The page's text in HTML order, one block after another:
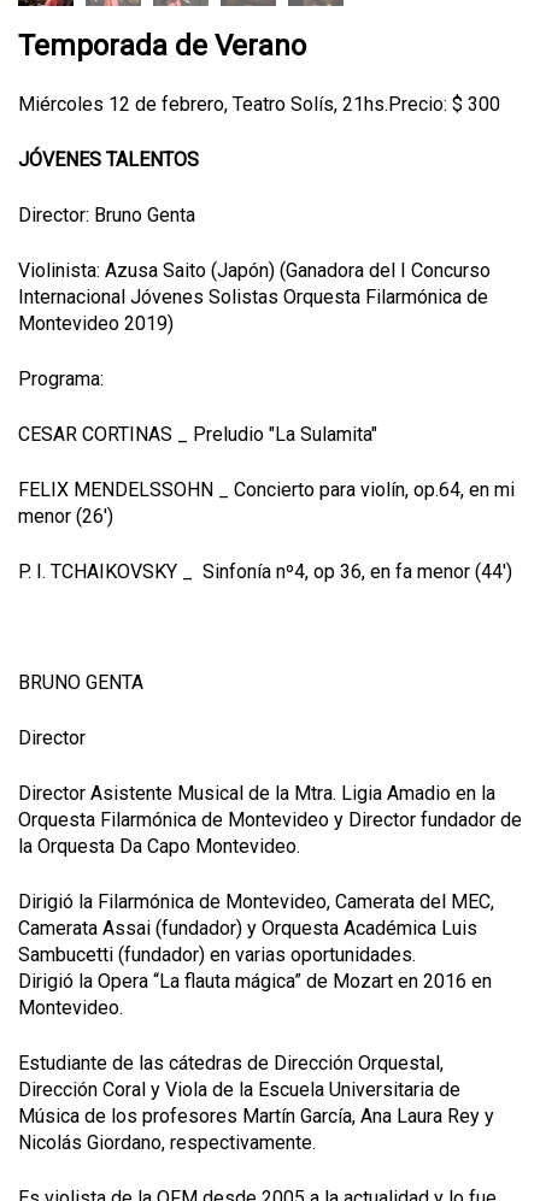
Temporada de Verano
Miércoles 12 de febrero, Teatro Solís, 21hs.Precio: $ 300
JÓVENES TALENTOS
Director: Bruno Genta
Violinista: Azusa Saito (Japón) (Ganadora del I Concurso
Internacional Jóvenes Solistas Orquesta Filarmónica de
Montevideo 2019)
Programa:
CESAR CORTINAS _ Preludio "La Sulamita"
FELIX MENDELSSOHN _ Concierto para violín, op.64, en mi
menor (26')
P. I. TCHAIKOVSKY _ Sinfonía nº4, op 36, en fa menor (44')
BRUNO GENTA
Director
Director Asistente Musical de la Mtra. Ligia Amadio en la
Orquesta Filarmónica de Montevideo y Director fundador de
la Orquesta Da Capo Montevideo.
Dirigió la Filarmónica de Montevideo, Camerata del MEC,
Camerata Assai (fundador) y Orquesta Académica Luis
Sambucetti (fundador) en varias oportunidades.
Dirigió la Opera “La flauta mágica” de Mozart en 2016 en
Montevideo.
Estudiante de las cátedras de Dirección Orquestal,
Dirección Coral y Viola de la Escuela Universitaria de
Música de los profesores Martín García, Ana Laura Rey y
Nicolás Giordano, respectivamente.